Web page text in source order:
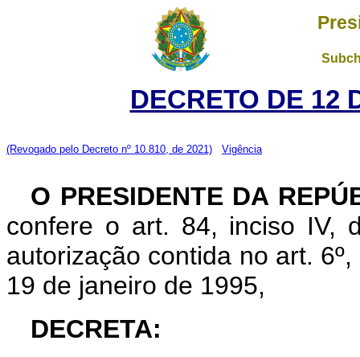
DECRETO DE 12
(Revogado pelo Decreto nº 10.810, de 2021) Vigência
O PRESIDENTE DA
confere o art. 84, inciso IV,
autorização contida no art.
19 de janeiro de 1995,
DECRETA: